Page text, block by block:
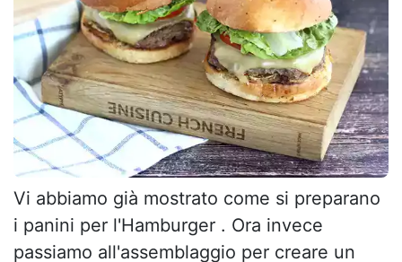
Vi abbiamo già mostrato come si preparano
i panini per l'Hamburger . Ora invece
passiamo all'assemblaggio per creare un